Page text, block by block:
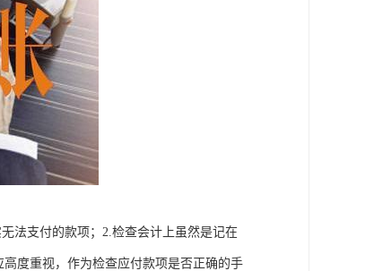
法支付的款项；2.检查会计上虽然是记在
度重视，作为检查应付款项是否正确的手